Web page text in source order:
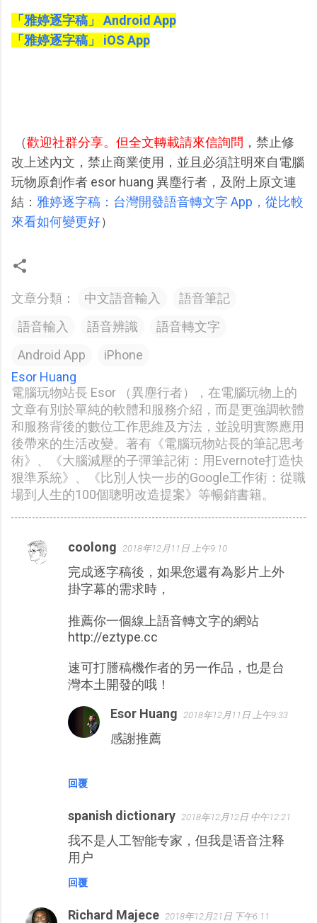
「雅婷逐字稿」 Android App
「雅婷逐字稿」 iOS App
（歡迎社群分享。但全文轉載請來信詢問 ，禁止修
改上述內文，禁止商業使用，並且必須註明來自電腦
玩物原創作者 esor huang 異塵行者，及附上原文連
結： 雅婷逐字稿：台灣開發語音轉文字 App，從比較
來看如何變更好）
文章分類： 中文語音輸入
語音筆記
語音輸入
語音辨識
語音轉文字
Android App
iPhone
Esor Huang
電腦玩物站長 Esor （異塵行者），在電腦玩物上的
文章有別於單純的軟體和服務介紹，而是更強調軟體
和服務背後的數位工作思維及方法，並說明實際應用
後帶來的生活改變。著有《電腦玩物站長的筆記思考
術》、《大腦減壓的子彈筆記術：用Evernote打造快
狠準系統》、《比別人快一步的Google工作術：從職
場到人生的100個聰明改造提案》等暢銷書籍。
留
coolong 2018年12月11日 上午9:10
完成逐字稿後，如果您還有為影片上外
掛字幕的需求時，
推薦你一個線上語音轉文字的網站
http://eztype.cc
速可打謄稿機作者的另一作品，也是台
灣本土開發的哦！
回覆
Esor Huang 2018年12月11日 上午9:33
感謝推薦
spanish dictionary 2018年12月12日 中午12:21
我不是人工智能专家，但我是语音注释
用户
回覆
Richard Majece 2018年12月21日 下午6:11